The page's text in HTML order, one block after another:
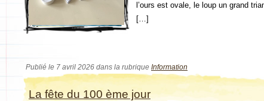
l’ours est ovale, le loup un grand
[…]
Publié le 7 avril 2026 dans la rubrique Information
La fête du 100 ème jour